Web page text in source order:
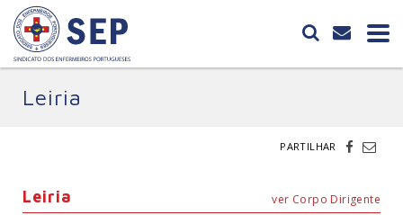
Leiria
PARTILHAR
Leiria
ver Corpo Dirigente